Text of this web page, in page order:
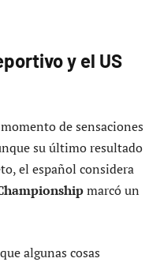
y el US
de sensaciones
su último resultado
el español considera
marcó un
algunas cosas